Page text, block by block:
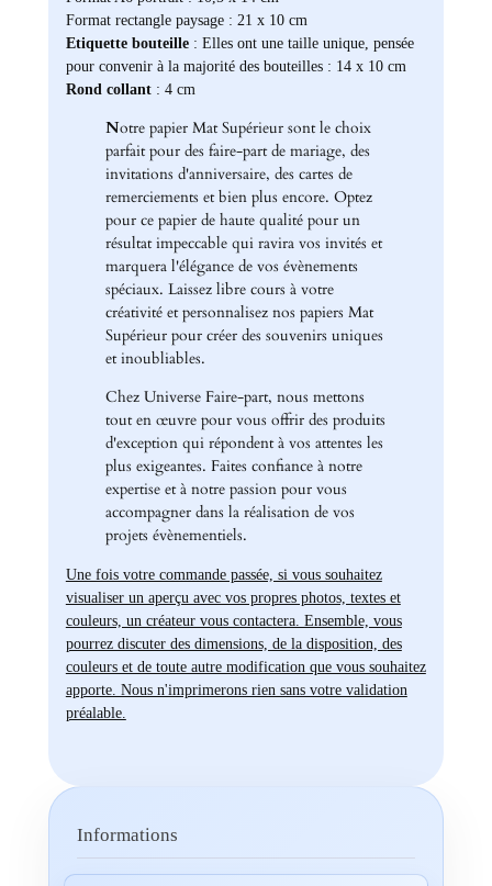
Format rectangle paysage : 21 x 10 cm
Etiquette bouteille: Elles ont une taille unique, pensée
pour convenir à la majorité des bouteilles : 14 x 10 cm
Rond collant : 4 cm
Notre papier Mat Supérieur sont le choix
parfait pour des faire-part de mariage, des
invitations d'anniversaire, des cartes de
remerciements et bien plus encore. Optez
pour ce papier de haute qualité pour un
résultat impeccable qui ravira vos invités et
marquera l'élégance de vos évènements
spéciaux. Laissez libre cours à votre
créativité et personnalisez nos papiers Mat
Supérieur pour créer des souvenirs uniques
et inoubliables.
Chez Universe Faire-part, nous mettons
tout en œuvre pour vous offrir des produits
d'exception qui répondent à vos attentes les
plus exigeantes. Faites confiance à notre
expertise et à notre passion pour vous
accompagner dans la réalisation de vos
projets évènementiels.
Une fois votre commande passée, si vous souhaitez
visualiser un aperçu avec vos propres photos, textes et
couleurs, un créateur vous contactera. Ensemble, vous
pourrez discuter des dimensions, de la disposition, des
couleurs et de toute autre modification que vous souhaitez
apporte. Nous n'imprimerons rien sans votre validation
préalable.
Informations